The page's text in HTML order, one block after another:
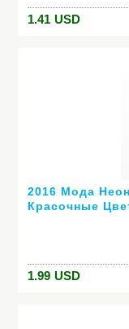
1.41 USD
2016 Мода
Красочные
1.99 USD